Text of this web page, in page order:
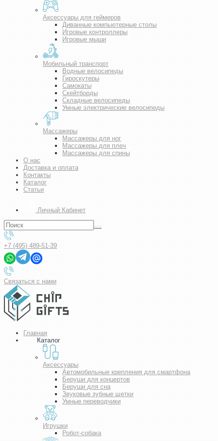
Аксессуары для геймеров
Диванные компьютерные столы
Игровые контроллеры
Игровые мыши
Мобильный транспорт
Водные велосипеды
Гироскутеры
Самокаты
Скейтборды
Складные велосипеды
Умные электрические велосипеды
Массажеры
Массажеры для ног
Массажеры для плеч
Массажеры для спины
О нас
Доставка и оплата
Контакты
Каталог
Статьи
Личный Кабинет
+7 (495) 489-51-39
Связаться с нами
Главная
Каталог
Аксессуары
Автомобильные крепления для смартфона
Беруши для концертов
Беруши для сна
Звуковые зубные щетки
Умные переводчики
Игрушки
Робот-собака